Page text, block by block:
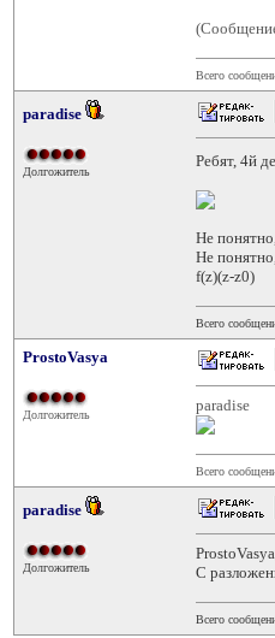
Всего
paradise
Долгожитель
Ребят, 4й
Не
Не
f(z)(z-z0)
Всего
ProstoVasya
Долгожитель
paradise
Всего
paradise
Долгожитель
С
Всего